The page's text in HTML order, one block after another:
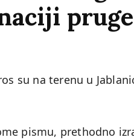
su na terenu u
pismu, prethodno